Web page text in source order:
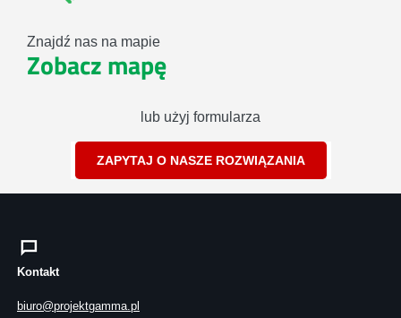
Znajdź nas na mapie
Zobacz mapę
lub użyj formularza
ZAPYTAJ O NASZE ROZWIĄZANIA
Kontakt
biuro@projektgamma.pl